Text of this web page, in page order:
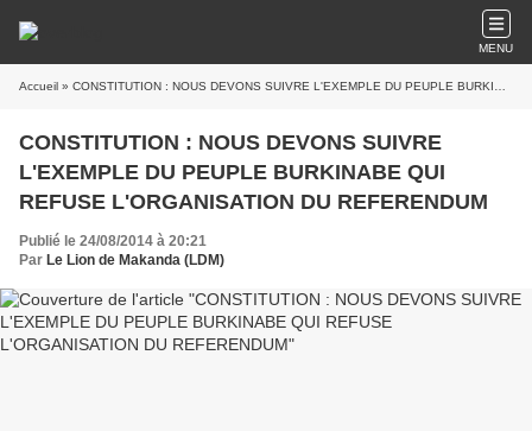
MENU
Accueil » CONSTITUTION : NOUS DEVONS SUIVRE L'EXEMPLE DU PEUPLE BURKINABE QUI REFUSE L'ORGANISATION DU REFERENDUM
CONSTITUTION : NOUS DEVONS SUIVRE
L'EXEMPLE DU PEUPLE BURKINABE QUI
REFUSE L'ORGANISATION DU REFERENDUM
Publié le 24/08/2014 à 20:21
Par Le Lion de Makanda (LDM)